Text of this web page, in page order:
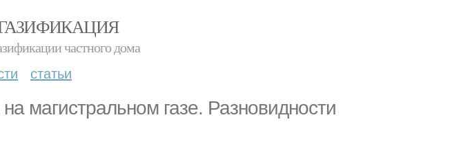
частного дома
статьи
магистральном газе. Разновидности